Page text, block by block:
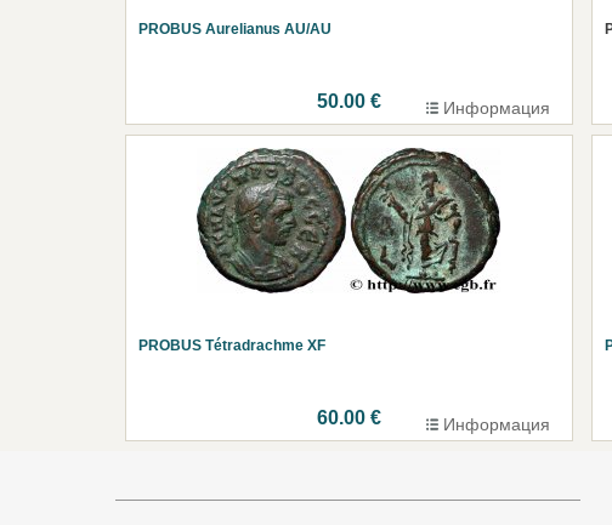
PROBUS Aurelianus AU/AU
50.00 € Информация
PROBUS Tétradrachme XF
60.00 € Информация